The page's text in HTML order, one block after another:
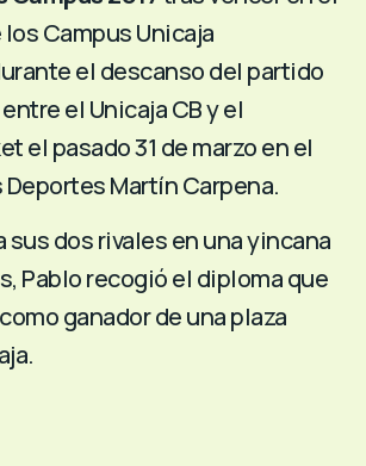
Campus Unicaja
el descanso del partido
el Unicaja CB y el
el pasado 31 de marzo en el
Martín Carpena.
sus dos rivales en una yincana
Pablo recogió el diploma que
ganador de una plaza